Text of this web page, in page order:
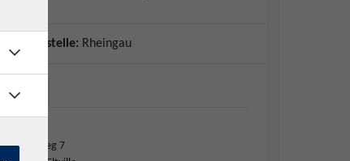
Geschäftsstelle: Rheingau
Eltville
Wiesweg 7